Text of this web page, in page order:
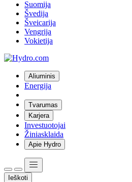
Suomija
Švedija
Šveicarija
Vengrija
Vokietija
Aliuminis
Energija
Tvarumas
Karjera
Investuotojai
Žiniasklaida
Apie Hydro
Ieškoti